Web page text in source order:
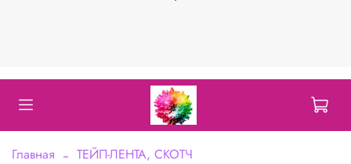
Главная ТЕЙП-ЛЕНТА, СКОТЧ